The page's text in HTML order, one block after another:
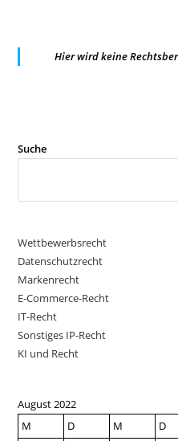
Hier wird keine
Suche
Wettbewerbsrecht
Datenschutzrecht
Markenrecht
E-Commerce-Recht
IT-Recht
Sonstiges IP-Recht
KI und Recht
August 2022
M
D M D